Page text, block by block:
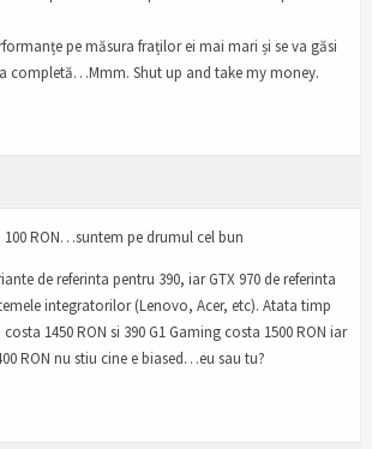
pe măsura fraților ei mai mari și se va găsi
completă…Mmm. Shut up and take my money.
100 RON…suntem pe drumul cel bun
de referinta pentru 390, iar GTX 970 de referinta
integratorilor (Lenovo, Acer, etc). Atata timp
1450 RON si 390 G1 Gaming costa 1500 RON iar
RON nu stiu cine e biased…eu sau tu?